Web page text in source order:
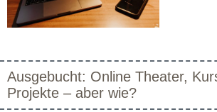
Ausgebucht: Online Theater,
Projekte – aber wie?